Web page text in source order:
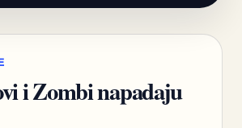
i Zombi napadaju